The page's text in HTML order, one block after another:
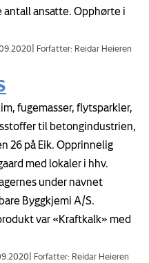
ansatte. Opphørte i
Forfatter: Reidar Heieren
fugemasser, flytsparkler,
til betongindustrien,
26 på Eik. Opprinnelig
med lokaler i hhv.
under navnet
Byggkjemi A/S.
var «Kraftkalk» med
Forfatter: Reidar Heieren